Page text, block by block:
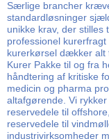
Særlige brancher
standardløsninger
unikke krav, der stilles
professionel
kurerkørsel dækker alt
Kurer Pakke til og fra
håndtering af kritiske
medicin og pharma
altafgørende. Vi
reservedele til
reservedele til
industrivirksomheder